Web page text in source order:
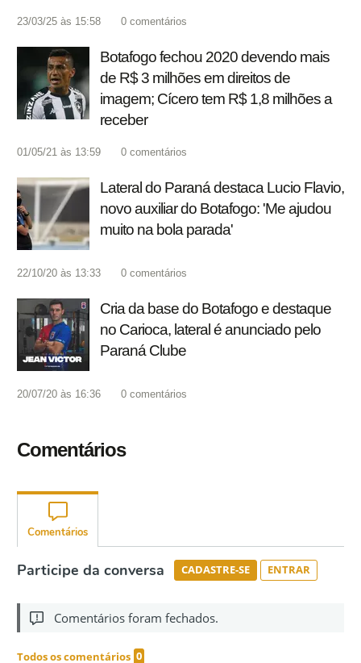
23/03/25 às 15:58 0 comentários
Botafogo fechou 2020 devendo mais
de R$ 3 milhões em direitos de
imagem; Cícero tem R$ 1,8 milhões a
receber
01/05/21 às 13:59 0 comentários
Lateral do Paraná destaca Lucio Flavio,
novo auxiliar do Botafogo: 'Me ajudou
muito na bola parada'
22/10/20 às 13:33 0 comentários
Cria da base do Botafogo e destaque
no Carioca, lateral é anunciado pelo
Paraná Clube
20/07/20 às 16:36 0 comentários
Comentários